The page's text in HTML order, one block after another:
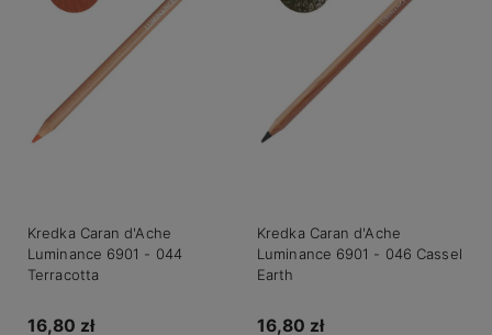
Kredka Caran d'Ache
Luminance 6901 - 044
Terracotta
16,80 zł
Kredka Caran d'Ache
Luminance 6901 - 046 Cassel
Earth
16,80 zł